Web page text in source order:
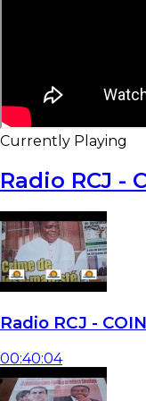
Currently Playing
Radio RCJ -
Radio RCJ -
00:40:04